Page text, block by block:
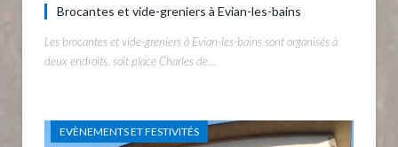
Brocantes et vide-greniers à Evian-les-bains
Les brocantes et vide-greniers à Evian-les-bains sont organisés à
deux endroits, soit place Charles de…
EVÈNEMENTS ET FESTIVITÉS